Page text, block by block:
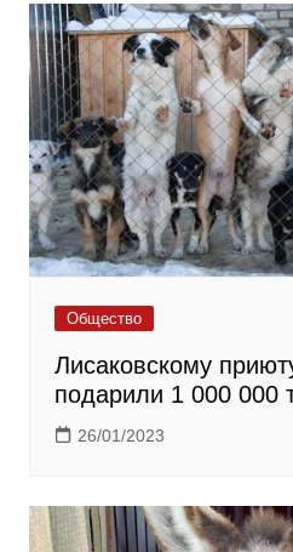
Общество
Лисаковскому
подарили 1 000 000
26/01/2023